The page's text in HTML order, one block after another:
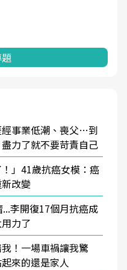
事業低潮、喪父…到
力了就不要苛責自己
！」41歲抗癌女模：癌
改變
李開復17個月抗癌成
力了
！一場車禍讓我驚
來的還是家人